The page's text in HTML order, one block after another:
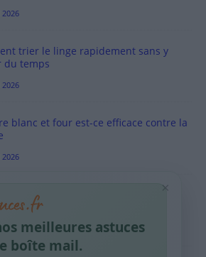
trier le linge rapidement sans y
du temps
blanc et four est-ce efficace contre la
pigmentaires : routine simple +
qui aident
×
meilleures astuces
boîte mail.